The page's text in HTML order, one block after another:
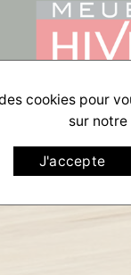
cookies pour
sur
J'accepte